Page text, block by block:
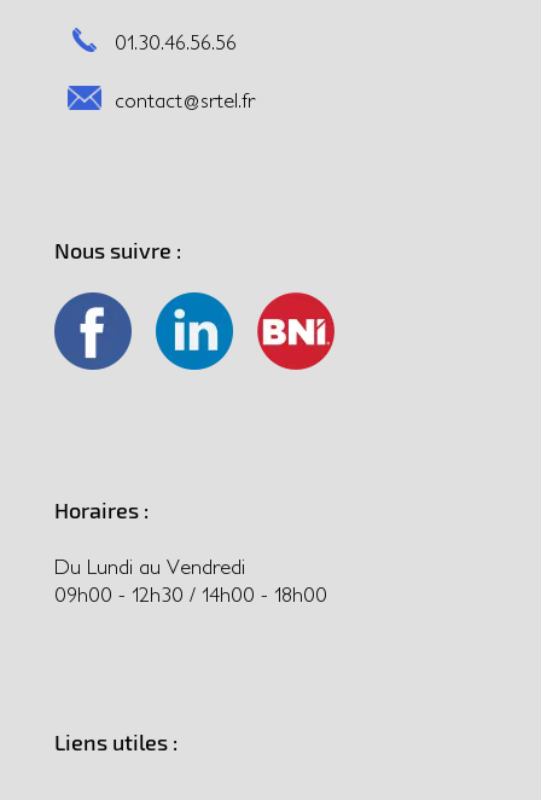
01.30.46.56.56
contact@srtel.fr
Nous suivre :
Horaires :
Du Lundi au Vendredi
09h00 - 12h30 / 14h00 - 18h00
Liens utiles :